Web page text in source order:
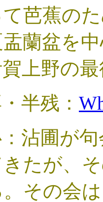
芭蕉の
蘭盆を
上野の
半残：
沾圃が
たが、
その会